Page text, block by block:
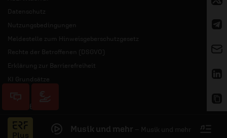
Datenschutz
Nutzungsbedingungen
Meldestelle zum Hinweisgeberschutzgesetz
Rechte der Betroffenen (DSGVO)
Erklärung zur Barrierefreiheit
KI Grundsätze
© 2026 ERF
Jess
Plus
Musik und mehr – Musik und mehr